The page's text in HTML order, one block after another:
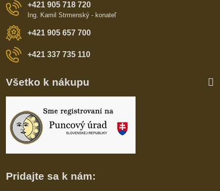
+421 905 718 720
Ing. Kamil Strmenský - konateľ
+421 905 657 700
+421 337 735 110
Všetko k nákupu
Pridajte sa k nám: